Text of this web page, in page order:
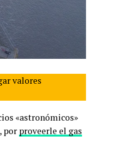
valores
«astronómicos»
, por proveerle el gas